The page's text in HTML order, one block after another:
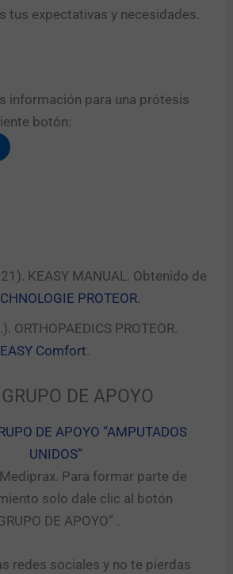
tus expectativas y necesidades.
información para una prótesis
botón:​
KEASY MANUAL. Obtenido de
PROTEOR.
ORTHOPAEDICS PROTEOR.
Comfort.
GRUPO DE APOYO
DE APOYO “AMPUTADOS
UNIDOS”​
Para formar parte de
solo dale clic al botón
DE APOYO” .​
redes sociales y no te pierdas